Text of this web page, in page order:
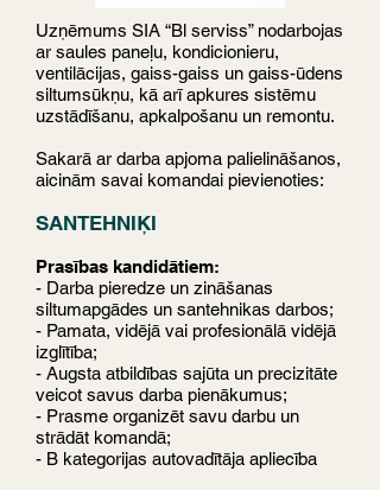
Uzņēmums SIA “Bl serviss” nodarbojas
ar saules paneļu, kondicionieru,
ventilācijas, gaiss-gaiss un gaiss-ūdens
siltumsūkņu, kā arī apkures sistēmu
uzstādīšanu, apkalpošanu un remontu.
Sakarā ar darba apjoma palielināšanos,
aicinām savai komandai pievienoties:
SANTEHNIĶI
Prasības kandidātiem:
- Darba pieredze un zināšanas
siltumapgādes un santehnikas darbos;
- Pamata, vidējā vai profesionālā vidējā
izglītība;
- Augsta atbildības sajūta un precizitāte
veicot savus darba pienākumus;
- Prasme organizēt savu darbu un
strādāt komandā;
- B kategorijas autovadītāja apliecība